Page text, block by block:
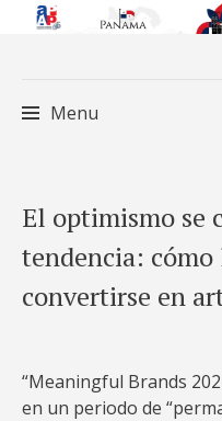
Menu
to
content
El optimismo se
tendencia: cómo
convertirse en
“Meaningful Brands
en un periodo de